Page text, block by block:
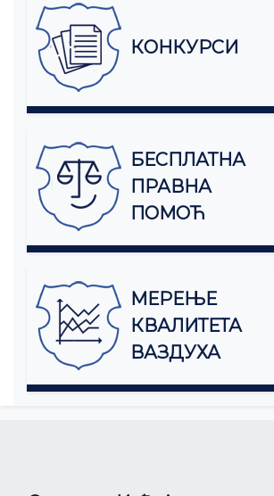
КОНКУРСИ
БЕСПЛАТНА
ПРАВНА
ПОМОЋ
МЕРЕЊЕ
КВАЛИТЕТА
ВАЗДУХА